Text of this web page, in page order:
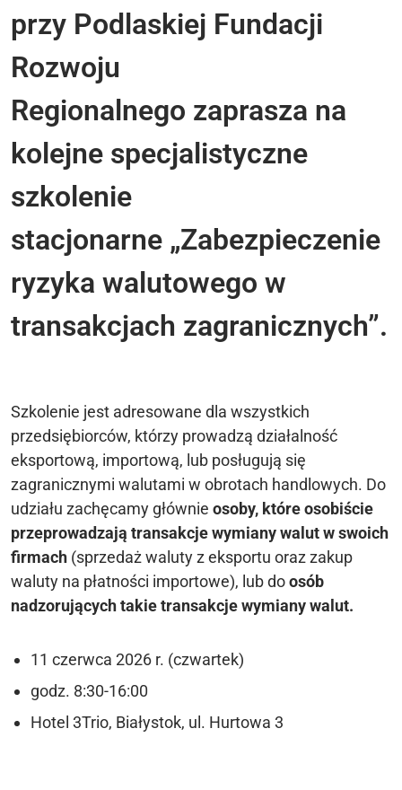
przy Podlaskiej Fundacji
Rozwoju
Regionalnego zaprasza na
kolejne specjalistyczne
szkolenie
stacjonarne „Zabezpieczenie
ryzyka walutowego w
transakcjach zagranicznych”.
Szkolenie jest adresowane dla wszystkich
przedsiębiorców, którzy prowadzą działalność
eksportową, importową, lub posługują się
zagranicznymi walutami w obrotach handlowych. Do
udziału zachęcamy głównie osoby, które osobiście
przeprowadzają transakcje wymiany walut w swoich
firmach (sprzedaż waluty z eksportu oraz zakup
waluty na płatności importowe), lub doosób
nadzorujących takie transakcje wymiany walut.
11 czerwca 2026 r. (czwartek)
godz. 8:30-16:00
Hotel 3Trio, Białystok, ul. Hurtowa 3